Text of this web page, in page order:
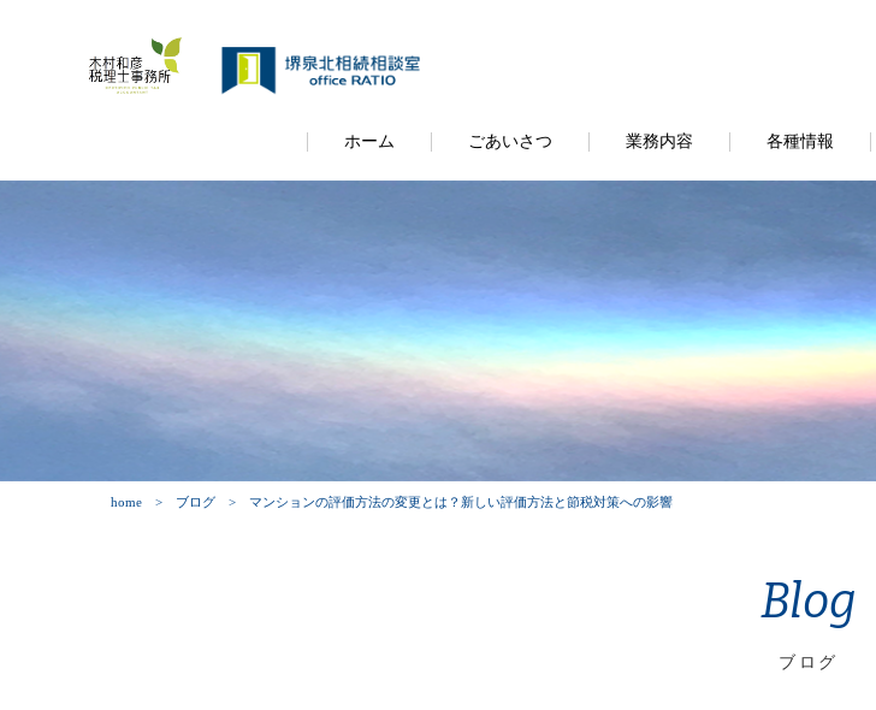
ホーム ごあいさつ 業務内容 各種情報
home ブログ マンションの評価方法の変更とは？新しい評価方法と節税対策への影響
Blog
ブログ